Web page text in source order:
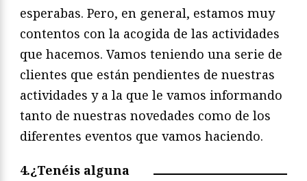
esperabas. Pero, en general, estamos muy
contentos con la acogida de las actividades
que hacemos. Vamos teniendo una serie de
clientes que están pendientes de nuestras
actividades y a la que le vamos informando
tanto de nuestras novedades como de los
diferentes eventos que vamos haciendo.
4.¿Tenéis alguna